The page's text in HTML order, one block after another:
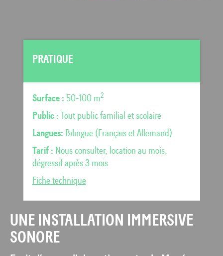
PRATIQUE
Surface : 50-100 m2
Public : Tout public familial et scolaire
Langues: Bilingue (Français et Allemand)
Tarif : Nous consulter, location au mois,
dégressif après 3 mois
Fiche technique
UNE INSTALLATION IMMERSIVE
SONORE